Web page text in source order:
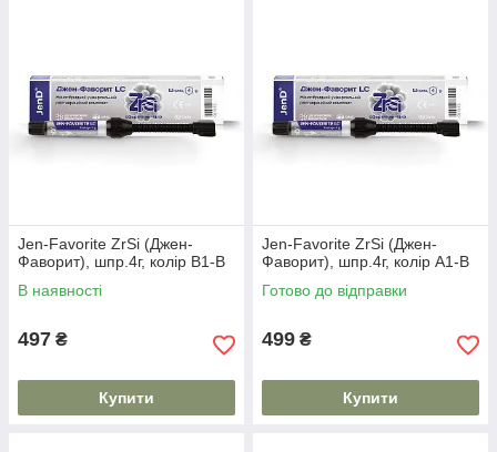
Jen-Favorite ZrSi (Джен-
Фаворит), шпр.4г, колір B1-B
В наявності
497 ₴
Купити
Jen-Favorite ZrSi (Джен-
Фаворит), шпр.4г, колір А1-В
Готово до відправки
499 ₴
Купити